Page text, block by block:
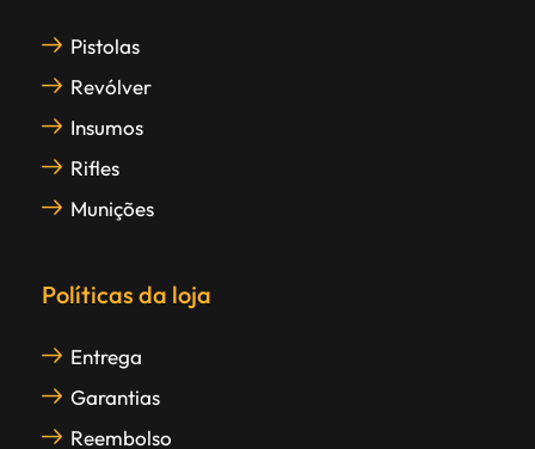
Pistolas
Revólver
Insumos
Rifles
Munições
Políticas da loja
Entrega
Garantias
Reembolso